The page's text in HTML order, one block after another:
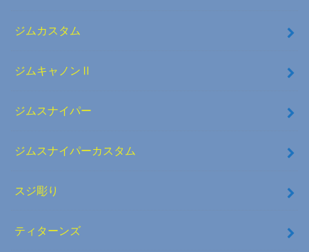
ジムカスタム
ジムキャノンⅡ
ジムスナイパー
ジムスナイパーカスタム
スジ彫り
ティターンズ